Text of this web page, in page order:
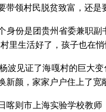
带领村民脱贫致富，还是
身份是团贵州省委兼职
里生活好了，孩子也在
波见证了海嘎村的巨大
新颜，家家户户住上了宽
喀则市上海实验学校教